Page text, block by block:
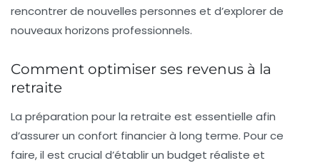
rencontrer de nouvelles personnes et d’explorer de
nouveaux horizons professionnels.
Comment optimiser ses revenus à la
retraite
La préparation pour la retraite est essentielle afin
d’assurer un confort financierà long terme. Pour ce
faire, il est crucial d’établir un budget réaliste et